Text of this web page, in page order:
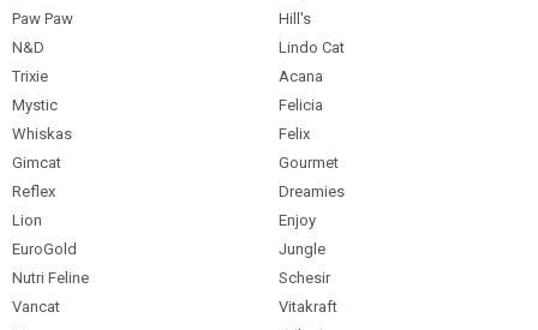
Paw Paw
Hill's
N&D
Lindo Cat
Trixie
Acana
Mystic
Felicia
Whiskas
Felix
Gimcat
Gourmet
Reflex
Dreamies
Lion
Enjoy
EuroGold
Jungle
Nutri Feline
Schesir
Vancat
Vitakraft